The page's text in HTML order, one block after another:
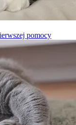
pomocy